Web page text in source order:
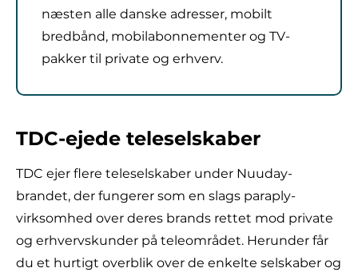
næsten alle danske adresser, mobilt
bredbånd, mobilabonnementer og TV-
pakker til private og erhverv.
TDC-ejede teleselskaber
TDC ejer flere teleselskaber under Nuuday-
brandet, der fungerer som en slags paraply-
virksomhed over deres brands rettet mod private
og erhvervskunder på teleområdet. Herunder får
du et hurtigt overblik over de enkelte selskaber og